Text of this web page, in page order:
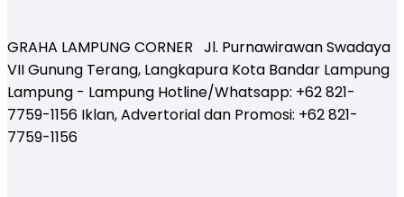
GRAHA LAMPUNG CORNER Jl. Purnawirawan Swadaya
VII Gunung Terang, Langkapura Kota Bandar Lampung
Lampung - Lampung Hotline/Whatsapp: +62 821-
7759-1156 Iklan, Advertorial dan Promosi: +62 821-
7759-1156